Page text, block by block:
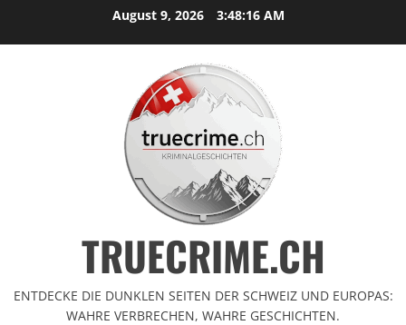
August 9, 2026 3:48:18 AM
TRUECRIME.CH
ENTDECKE DIE DUNKLEN SEITEN DER SCHWEIZ UND EUROPAS:
WAHRE VERBRECHEN, WAHRE GESCHICHTEN.